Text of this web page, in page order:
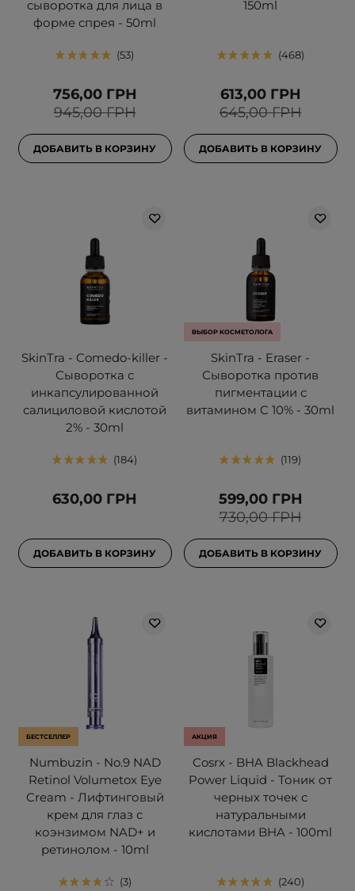
сыворотка для лица в
форме спрея - 50ml
53
945,00 ГРН
756,00 ГРН
ДОБАВИТЬ В КОРЗИНУ
150ml
468
645,00 ГРН
613,00 ГРН
ДОБАВИТЬ В КОРЗИНУ
SkinTra - Comedo-killer -
Сыворотка с
инкапсулированной
салициловой кислотой
2% - 30ml
184
630,00 ГРН
ДОБАВИТЬ В КОРЗИНУ
ВЫБОР КОСМЕТОЛОГА
SkinTra - Eraser -
Сыворотка против
пигментации с
витамином C 10% - 30ml
119
730,00 ГРН
599,00 ГРН
ДОБАВИТЬ В КОРЗИНУ
БЕСТСЕЛЛЕР
Numbuzin - No.9 NAD
Retinol Volumetox Eye
Cream - Лифтинговый
крем для глаз с
коэнзимом NAD+ и
ретинолом - 10ml
3
АКЦИЯ
Cosrx - BHA Blackhead
Power Liquid - Тоник от
черных точек с
натуральными
кислотами BHA - 100ml
240